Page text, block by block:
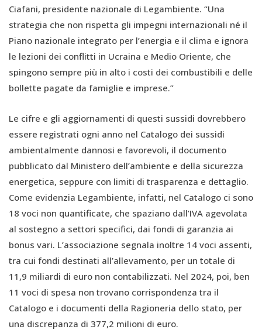
Ciafani, presidente nazionale di Legambiente. “Una
strategia che non rispetta gli impegni internazionali né il
Piano nazionale integrato per l’energia e il clima e ignora
le lezioni dei conflitti in Ucraina e Medio Oriente, che
spingono sempre più in alto i costi dei combustibili e delle
bollette pagate da famiglie e imprese.”
Le cifre e gli aggiornamenti di questi sussidi dovrebbero
essere registrati ogni anno nel Catalogo dei sussidi
ambientalmente dannosi e favorevoli, il documento
pubblicato dal Ministero dell’ambiente e della sicurezza
energetica, seppure con limiti di trasparenza e dettaglio.
Come evidenzia Legambiente, infatti, nel Catalogo ci sono
18 voci non quantificate, che spaziano dall’IVA agevolata
al sostegno a settori specifici, dai fondi di garanzia ai
bonus vari. L’associazione segnala inoltre 14 voci assenti,
tra cui fondi destinati all’allevamento, per un totale di
11,9 miliardi di euro non contabilizzati. Nel 2024, poi, ben
11 voci di spesa non trovano corrispondenza tra il
Catalogo e i documenti della Ragioneria dello stato, per
una discrepanza di 377,2 milioni di euro.